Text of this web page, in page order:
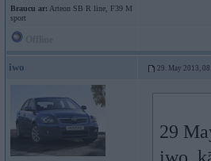
Braucu ar: Arteon SB R line, F39 M
sport
iwo 29. May 2013,
29